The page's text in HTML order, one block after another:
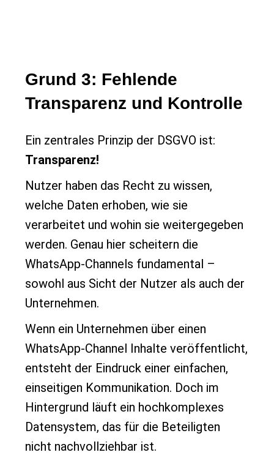
Grund 3: Fehlende
Transparenz und Kontrolle
Ein zentrales Prinzip der DSGVO ist:
Transparenz!
Nutzer haben das Recht zu wissen,
welche Daten erhoben, wie sie
verarbeitet und wohin sie weitergegeben
werden. Genau hier scheitern die
WhatsApp-Channels fundamental –
sowohl aus Sicht der Nutzer als auch der
Unternehmen.
Wenn ein Unternehmen über einen
WhatsApp-Channel Inhalte veröffentlicht,
entsteht der Eindruck einer einfachen,
einseitigen Kommunikation. Doch im
Hintergrund läuft ein hochkomplexes
Datensystem, das für die Beteiligten
nicht nachvollziehbar ist.